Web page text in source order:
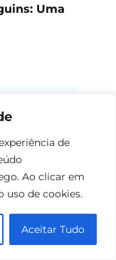
de
Ao clicar em
uso de cookies.
Aceitar Tudo
Uma